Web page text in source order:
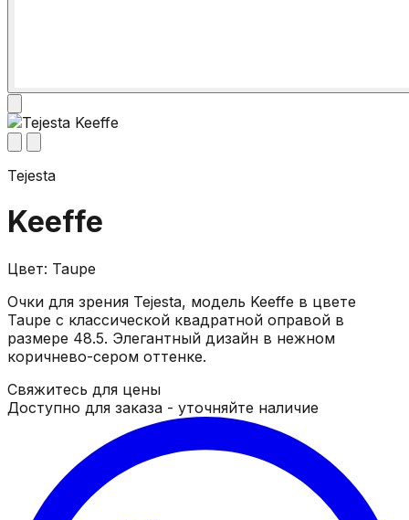
Tejesta
Keeffe
Цвет: Taupe
Очки для зрения Tejesta, модель Keeffe в цвете
Taupe с классической квадратной оправой в
размере 48.5. Элегантный дизайн в нежном
коричнево-сером оттенке.
Свяжитесь для цены
Доступно для заказа - уточняйте наличие